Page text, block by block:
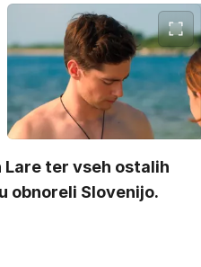
Lare ter vseh ostalih
obnoreli Slovenijo.